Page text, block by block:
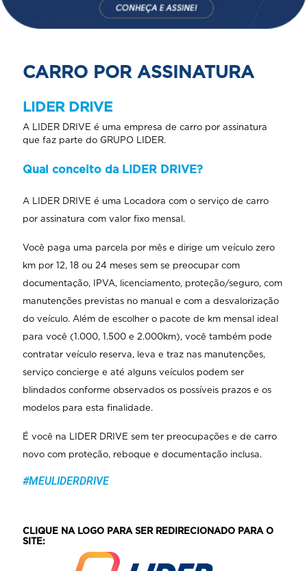
CARRO POR ASSINATURA
LIDER DRIVE
A LIDER DRIVE é uma empresa de carro por assinatura
que faz parte do GRUPO LIDER.
Qual conceito da LIDER DRIVE?
A LIDER DRIVE é uma Locadora com o serviço de carro
por assinatura com valor fixo mensal.
Você paga uma parcela por mês e dirige um veículo zero
km por 12, 18 ou 24 meses sem se preocupar com
documentação, IPVA, licenciamento, proteção/seguro, com
manutenções previstas no manual e com a desvalorização
do veículo. Além de escolher o pacote de km mensal ideal
para você (1.000, 1.500 e 2.000km), você também pode
contratar veículo reserva, leva e traz nas manutenções,
serviço concierge e até alguns veículos podem ser
blindados conforme observados os possíveis prazos e os
modelos para esta finalidade.
É você na LIDER DRIVE sem ter preocupações e de carro
novo com proteção, reboque e documentação inclusa.
#MEULIDERDRIVE
CLIQUE NA LOGO PARA SER REDIRECIONADO PARA O
SITE: